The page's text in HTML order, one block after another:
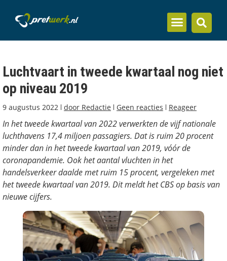
Luchtvaart in tweede kwartaal nog niet
op niveau 2019
9 augustus 2022 door Redactie Geen reacties Reageer
In het tweede kwartaal van 2022 verwerkten de vijf nationale
luchthavens 17,4 miljoen passagiers. Dat is ruim 20 procent
minder dan in het tweede kwartaal van 2019, vóór de
coronapandemie. Ook het aantal vluchten in het
handelsverkeer daalde met ruim 15 procent, vergeleken met
het tweede kwartaal van 2019. Dit meldt het CBS op basis van
nieuwe cijfers.